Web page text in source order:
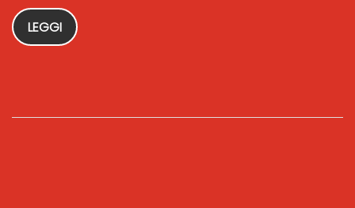
LEGGI